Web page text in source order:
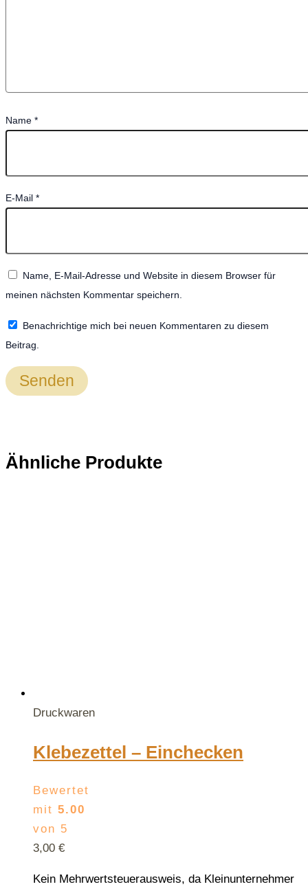
Name *
E-Mail *
Name, E-Mail-Adresse und Website in diesem Browser für
meinen nächsten Kommentar speichern.
Benachrichtige mich bei neuen Kommentaren zu diesem
Beitrag.
Ähnliche Produkte
Druckwaren
Klebezettel – Einchecken
Bewertet
mit 5.00
von 5
3,00 €
Kein Mehrwertsteuerausweis, da Kleinunternehmer